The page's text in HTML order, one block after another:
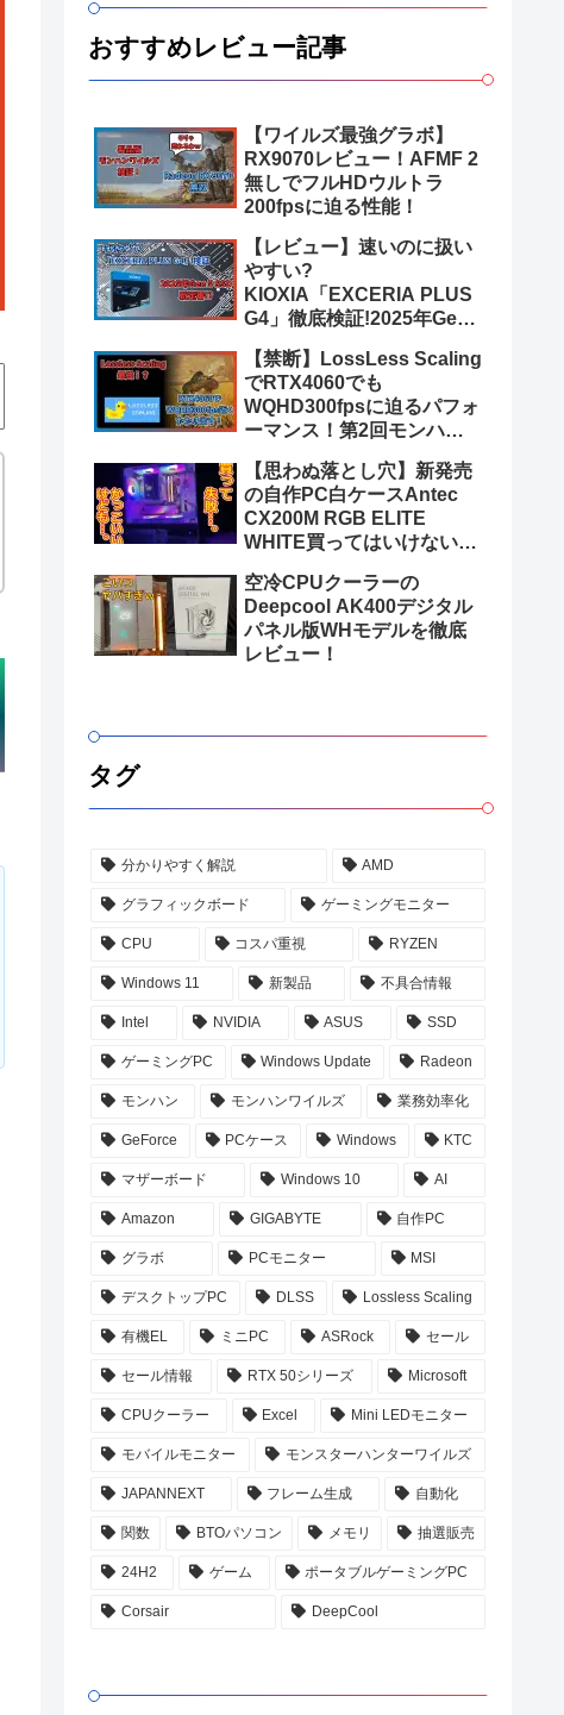
おすすめレビュー記事
【ワイルズ最強グラボ】
RX9070レビュー！AFMF 2
無しでフルHDウルトラ
200fpsに迫る性能！
【レビュー】速いのに扱い
やすい?
KIOXIA「EXCERIA PLUS
G4」徹底検証!2025年Gen
【PR】
【禁断】LossLess Scaling
でRTX4060でも
WQHD300fpsに迫るパフォ
ーマンス！第2回モンハン
最新版を検証！
【思わぬ落とし穴】新発売
の自作PC白ケースAntec
CX200M RGB ELITE
WHITE買ってはいけない3
ス】
空冷CPUクーラーの
Deepcool AK400デジタル
パネル版WHモデルを徹底
レビュー！
タグ
分かりやすく解説 AMD
グラフィックボード ゲーミングモニター
CPU コスパ重視 RYZEN
Windows 11 新製品 不具合情報
Intel NVIDIA ASUS SSD
ゲーミングPC Windows Update Radeon
モンハン モンハンワイルズ 業務効率化
GeForce PCケース Windows KTC
マザーボード Windows 10 AI
Amazon GIGABYTE 自作PC
グラボ PCモニター MSI
デスクトップPC DLSS Lossless Scaling
有機EL ミニPC ASRock セール
セール情報 RTX 50シリーズ Microsoft
CPUクーラー Excel Mini LEDモニター
モバイルモニター モンスターハンターワイルズ
JAPANNEXT フレーム生成 自動化
関数 BTOパソコン メモリ 抽選販売
24H2 ゲーム ポータブルゲーミングPC
Corsair DeepCool